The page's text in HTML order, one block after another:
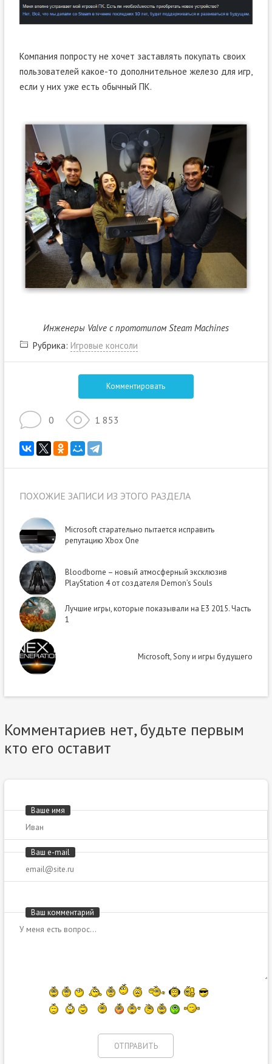
Компания попросту не хочет заставлять покупать своих
пользователей какое-то дополнительное железо для игр,
если у них уже есть обычный ПК.
Инженеры Valve с прототипом Steam Machines
Рубрика: Игровые консоли
Комментировать
0 1 853
ПОХОЖИЕ ЗАПИСИ ИЗ ЭТОГО РАЗДЕЛА
Microsoft старательно пытается исправить
репутацию Xbox One
Bloodborne – новый атмосферный эксклюзив
PlayStation 4 от создателя Demon’s Souls
Лучшие игры, которые показывали на Е3 2015. Часть
1
Microsoft, Sony и игры будущего
Комментариев нет, будьте первым
кто его оставит
Ваше имя
Ваш e-mail
Ваш комментарий